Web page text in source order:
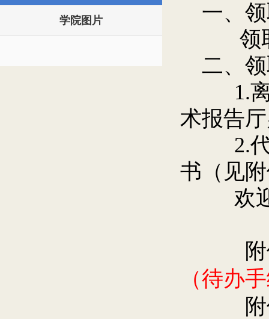
学院图片
一、
领取
二、
1.离
术报告
2.代
书（见
欢迎
附
（待办
附